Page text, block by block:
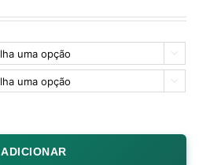


ADICIONAR